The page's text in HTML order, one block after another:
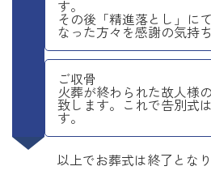
す。
その後「精進落とし」に
なった方々を感謝の気持
ご収骨
火葬が終わられた故人様
致します。これで告別式
す。
以上でお葬式は終了とな